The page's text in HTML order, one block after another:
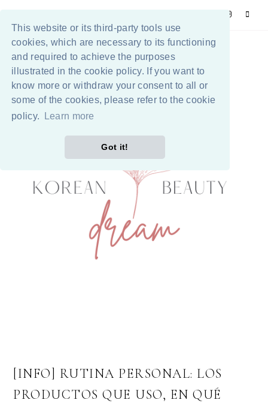
This website or its third-party tools use
cookies, which are necessary to its functioning
and required to achieve the purposes
illustrated in the cookie policy. If you want to
know more or withdraw your consent to all or
some of the cookies, please refer to the cookie
policy.
Learn more
Got it!
[INFO] RUTINA PERSONAL: LOS
PRODUCTOS QUE USO, EN QUÉ